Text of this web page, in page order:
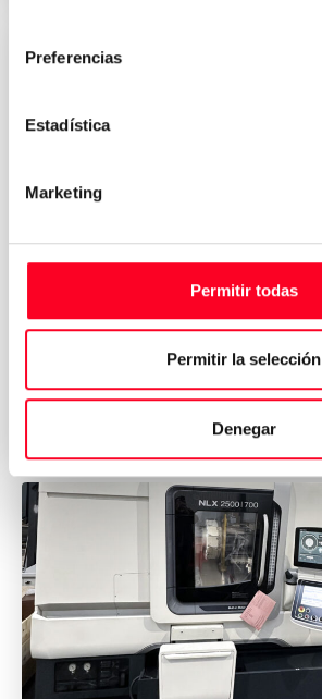
Preferencias
Estadística
Marketing
Permitir todas
Permitir la selección
Denegar